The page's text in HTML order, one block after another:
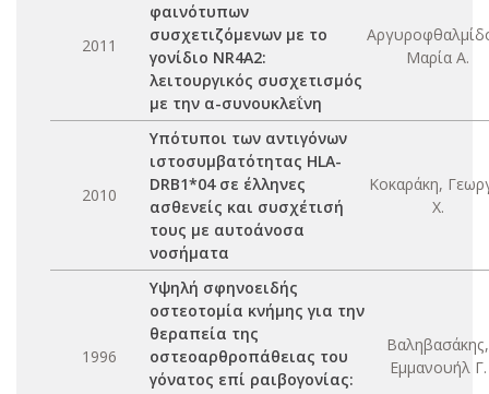
2011
φαινότυπων
συσχετιζόμενων με το
γονίδιο NR4A2:
λειτουργικός συσχετισμός
με την α-συνουκλεΐνη
Μαρία Α.
2010
Υπότυποι των αντιγόνων
ιστοσυμβατότητας HLA-
DRB1*04 σε έλληνες
ασθενείς και συσχέτισή
τους με αυτοάνοσα
νοσήματα
Κοκαράκη,
Χ.
1996
Υψηλή σφηνοειδής
οστεοτομία κνήμης για την
θεραπεία της
οστεοαρθροπάθειας του
γόνατος επί ραιβογονίας:
Βαληβασάκης,
Εμμανουήλ Γ.